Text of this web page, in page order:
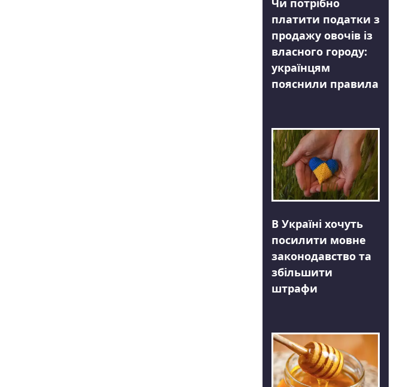
Чи потрібно
платити податки з
продажу овочів із
власного городу:
українцям
пояснили правила
В Україні хочуть
посилити мовне
законодавство та
збільшити
штрафи